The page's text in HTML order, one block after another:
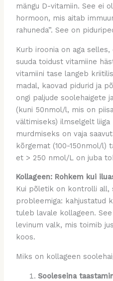
mängu D-vitamiin. See ei
hormoon, mis aitab
rahuneda”. See on
Kurb iroonia on aga
suuda toidust vitamiine
vitamiini tase langeb
madal, kaovad pidurid ja
ongi paljude soolehaigete
(kuni 50nmol/l, mis on
vältimiseks) ilmselgelt
murdmiseks on vaja
kõrgemat (100-150nmol/l)
et > 250 nmol/L on juba
Kollageen: Rohkem kui
Kui põletik on kontrolli all,
probleemiga: kahjustatud
tuleb lavale kollageen.
levinum valk, mis toimib
koos.
Miks on kollageen
Sooleseina